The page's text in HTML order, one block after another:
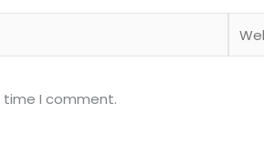
time I comment.